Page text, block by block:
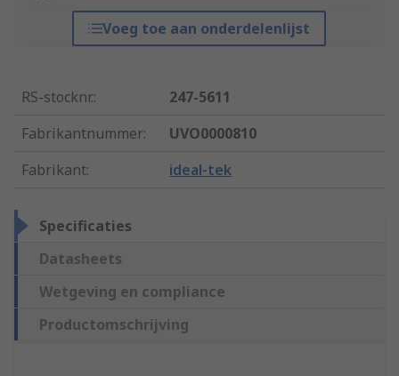
Voeg toe aan onderdelenlijst
RS-stocknr.:
247-5611
Fabrikantnummer:
UVO0000810
Fabrikant: ideal-tek
Specificaties
Datasheets
Wetgeving en compliance
Productomschrijving